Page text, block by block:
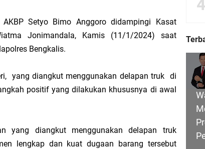
S.H. Sampaikan Tahniah Hari Jadi ke-14 Kecamatan Tasik
sebagai Ketua DPC PKB Kepulauan Meranti Periode 2026–2031
University, Wamen Viva Yoga: Kampus Berkontribusi Memajukan
Apel Perdana, Titip Tiga Pesan untuk Seluruh Personel
Setyo Bimo Anggoro didampingi Kasat
Jonimandala, Kamis (11/1/2024) saat
Bengkalis.
yang diangkut menggunakan delapan truk di
positif yang dilakukan khususnya di awal
yang diangkut menggunakan delapan truk
lengkap dan kuat dugaan barang tersebut